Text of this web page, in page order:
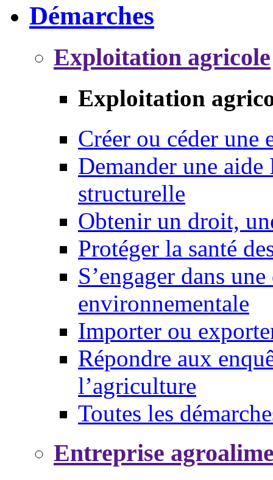
Démarches
Exploitation agricole
Exploitation
Créer ou céder une
Demander une
structurelle
Obtenir un droit,
Protéger la santé
S’engager dans
environnementale
Importer ou
Répondre aux
l’agriculture
Toutes les
Entreprise